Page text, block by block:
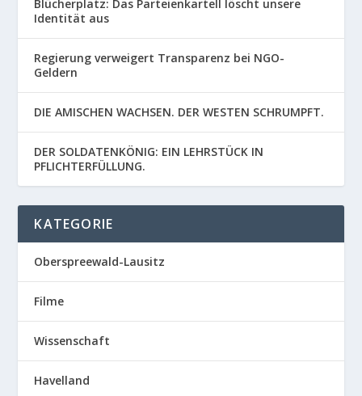
Blücherplatz: Das Parteienkartell löscht unsere
Identität aus
Regierung verweigert Transparenz bei NGO-
Geldern
DIE AMISCHEN WACHSEN. DER WESTEN SCHRUMPFT.
DER SOLDATENKÖNIG: EIN LEHRSTÜCK IN
PFLICHTERFÜLLUNG.
KATEGORIE
Oberspreewald-Lausitz
Filme
Wissenschaft
Havelland